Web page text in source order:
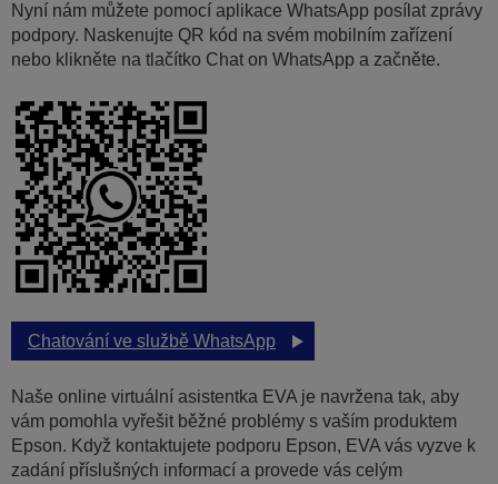
Nyní nám můžete pomocí aplikace WhatsApp posílat zprávy
podpory. Naskenujte QR kód na svém mobilním zařízení
nebo klikněte na tlačítko Chat on WhatsApp a začněte.
Chatování ve službě WhatsApp
Naše online virtuální asistentka EVA je navržena tak, aby
vám pomohla vyřešit běžné problémy s vaším produktem
Epson. Když kontaktujete podporu Epson, EVA vás vyzve k
zadání příslušných informací a provede vás celým